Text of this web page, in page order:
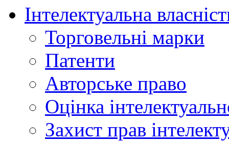
Інтелектуальна
Торговельні марки
Патенти
Авторське право
Оцінка
Захист прав